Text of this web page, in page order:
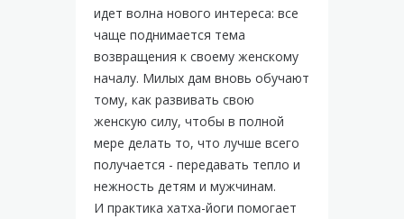
идет волна нового интереса: все
чаще поднимается тема
возвращения к своему женскому
началу. Милых дам вновь обучают
тому, как развивать свою
женскую силу, чтобы в полной
мере делать то, что лучше всего
получается - передавать тепло и
нежность детям и мужчинам.
И практика хатха-йоги помогает